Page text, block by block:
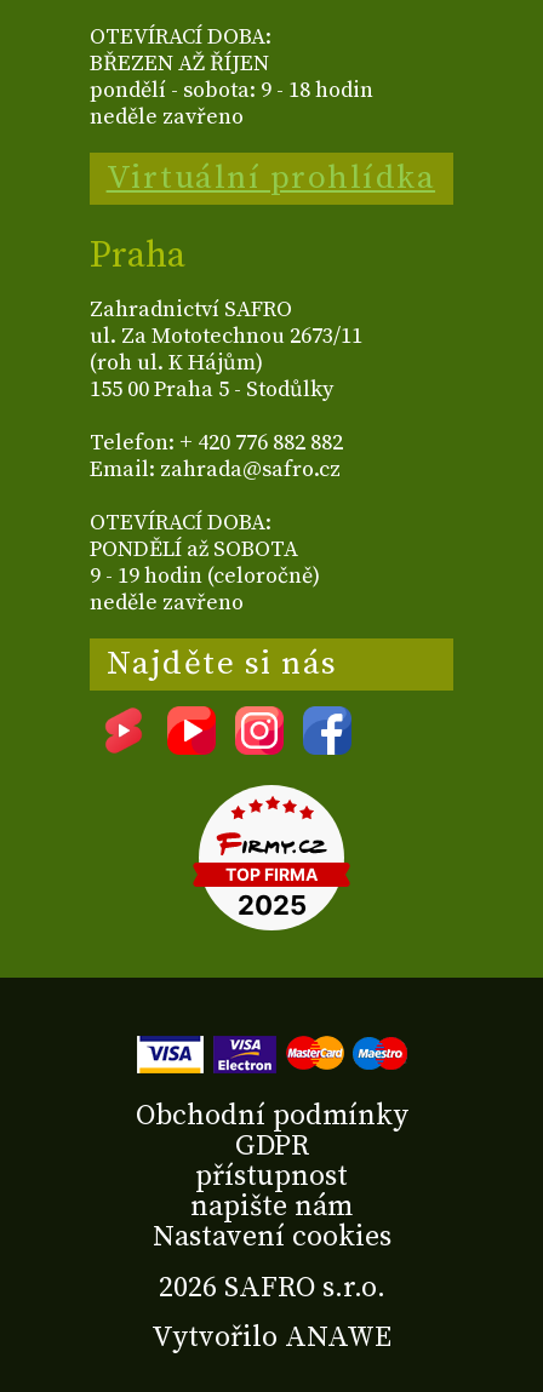
OTEVÍRACÍ DOBA:
BŘEZEN AŽ ŘÍJEN
pondělí - sobota: 9 - 18 hodin
neděle zavřeno
Virtuální prohlídka
Praha
Zahradnictví SAFRO
ul. Za Mototechnou 2673/11
(roh ul. K Hájům)
155 00 Praha 5 - Stodůlky
Telefon: + 420 776 882 882
Email: zahrada@safro.cz
OTEVÍRACÍ DOBA:
PONDĚLÍ až SOBOTA
9 - 19 hodin (celoročně)
neděle zavřeno
Najděte si nás
2026 SAFRO s.r.o.
Vytvořilo ANAWE
Obchodní podmínky
GDPR
přístupnost
napište nám
Nastavení cookies